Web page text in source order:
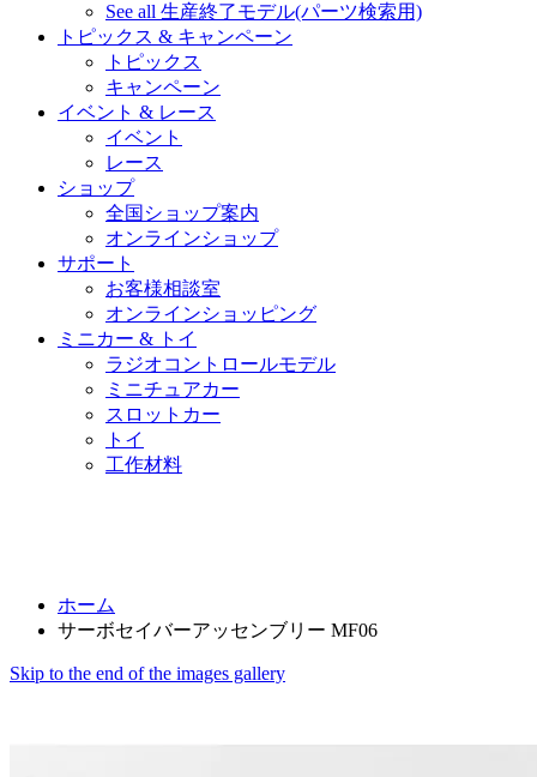
See all 生産終了モデル(パーツ検索用)
トピックス & キャンペーン
トピックス
キャンペーン
イベント & レース
イベント
レース
ショップ
全国ショップ案内
オンラインショップ
サポート
お客様相談室
オンラインショッピング
ミニカー & トイ
ラジオコントロールモデル
ミニチュアカー
スロットカー
トイ
工作材料
ホーム
サーボセイバーアッセンブリー MF06
Skip to the end of the images gallery